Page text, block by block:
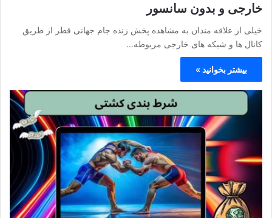
خارجی و بدون سانسور
خیلی از علاقه مندان به مشاهده پخش زنده جام جهانی قطر از طریق
کانال ها و شبکه های خارجی مربوطه…
بیشتر بخوانید »